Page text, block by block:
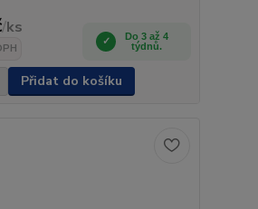
/ks
Do 3 až 4
týdnů.
Přidat do košíku